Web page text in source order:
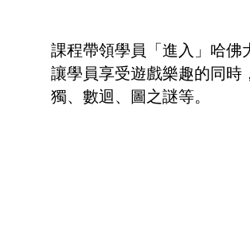
課程帶領學員「進入」哈佛
讓學員享受遊戲樂趣的同時
獨、數迴、圖之謎等。